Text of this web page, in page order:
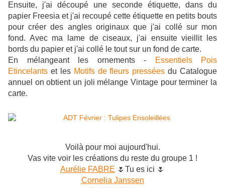
Ensuite, j'ai découpé une seconde étiquette, dans du
papier Freesia et j'ai recoupé cette étiquette en petits bouts
pour créer des angles originaux que j'ai collé sur mon
fond. Avec ma lame de ciseaux, j'ai ensuite vieillit les
bords du papier et j'ai collé le tout sur un fond de carte.
En mélangeant les ornements - Essentiels Pois
Etincelants et les Motifs de fleurs pressées du Catalogue
annuel on obtient un joli mélange Vintage pour terminer la
carte.
Voilà pour moi aujourd'hui.
Vas vite voir les créations du reste du groupe 1 !
Aurélie FABRE 🌷Tu es ici 🌷
Cornelia Janssen